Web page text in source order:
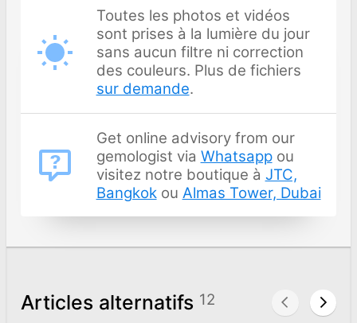
Toutes les photos et vidéos
sont prises à la lumière du jour
sans aucun filtre ni correction
des couleurs. Plus de fichiers
sur demande.
Get online advisory from our
gemologist via Whatsappou
visitez notre boutique à JTC,
Bangkokou Almas Tower, Dubai
Articles alternatifs 12